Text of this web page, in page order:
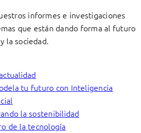
informes e investigaciones
que están dando forma al futuro
la sociedad.
tu futuro con Inteligencia
la sostenibilidad
de la tecnología